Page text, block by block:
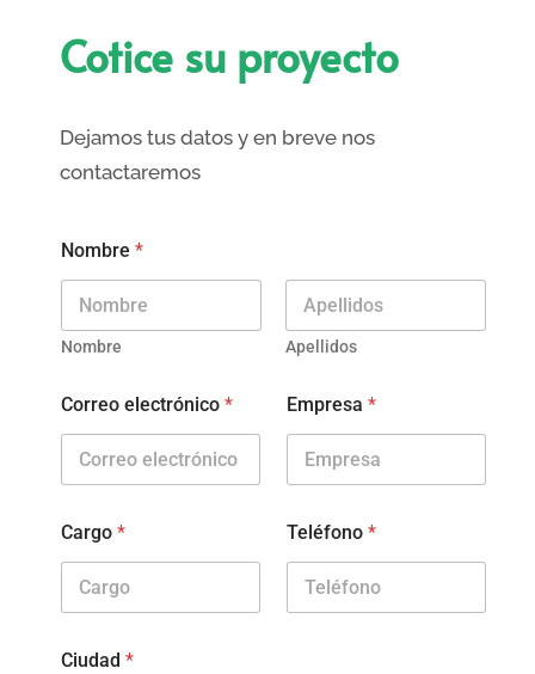
Cotice su proyecto
Dejamos tus datos y en breve nos
contactaremos
Nombre *
Nombre Apellidos
Correo electrónico * Empresa *
Cargo * Teléfono *
Ciudad *